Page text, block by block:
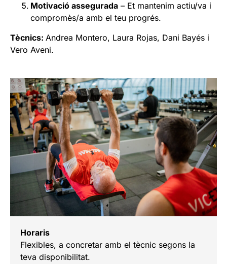
Motivació assegurada – Et mantenim actiu/va i
compromès/a amb el teu progrés.
Tècnics: Andrea Montero, Laura Rojas, Dani Bayés i
Vero Aveni.
Horaris
Flexibles, a concretar amb el tècnic segons la
teva disponibilitat.